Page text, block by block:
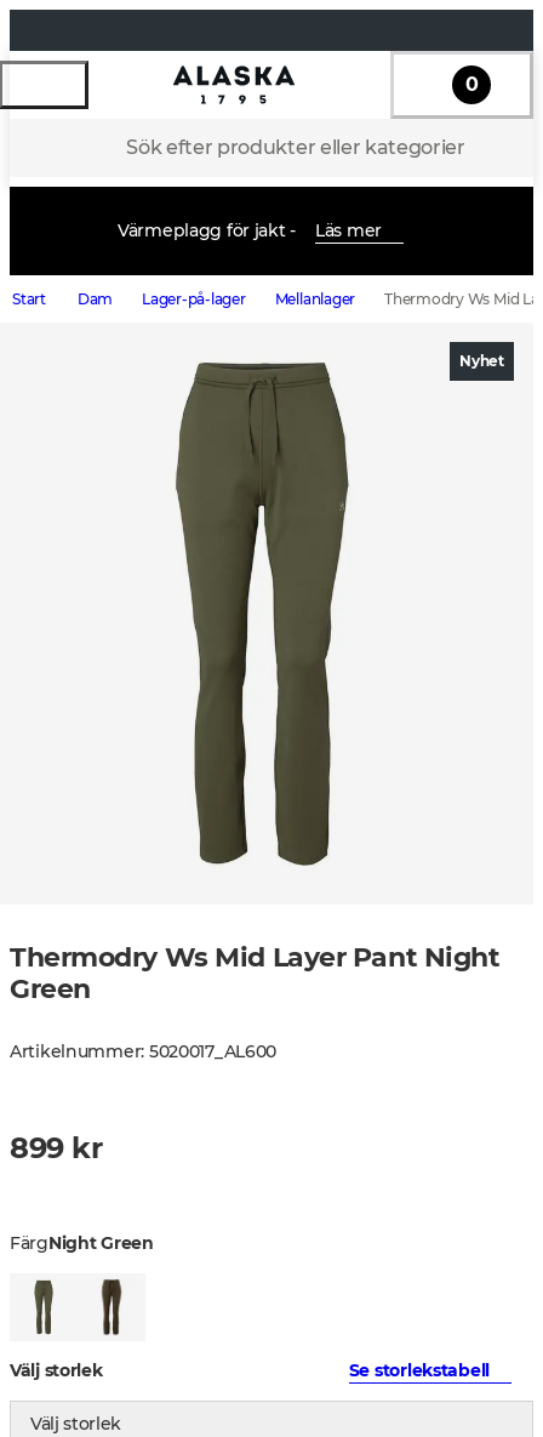
Sök efter produkter eller kategorier
0
Värmeplagg för jakt - Läs mer
Start Dam Lager-på-lager Mellanlager Thermodry Ws Mid
Nyhet
Thermodry Ws Mid Layer Pant Night
Green
Artikelnummer: 5020017_ AL600
899 kr
FärgNight Green
Välj storlek Se storlekstabell
Välj storlek